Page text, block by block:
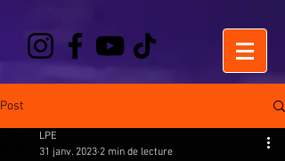
Post
LPE
31 janv. 2023 2 min de lecture